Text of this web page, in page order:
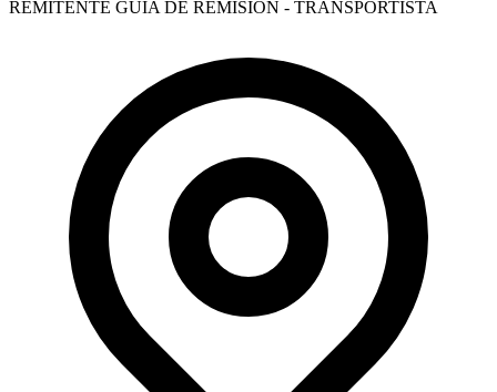
REMITENTE GUIA DE REMISION - TRANSPORTISTA